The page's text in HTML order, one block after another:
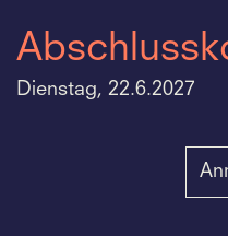
Dienstag, 22.6.2027